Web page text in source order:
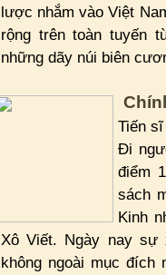
lược nhắm vào Việt
rộng trên toàn tuyến
những dãy núi biên
Tiến
Đi
điểm
sách
Kinh
Xô Viết. Ngày nay
không ngoài mục đích